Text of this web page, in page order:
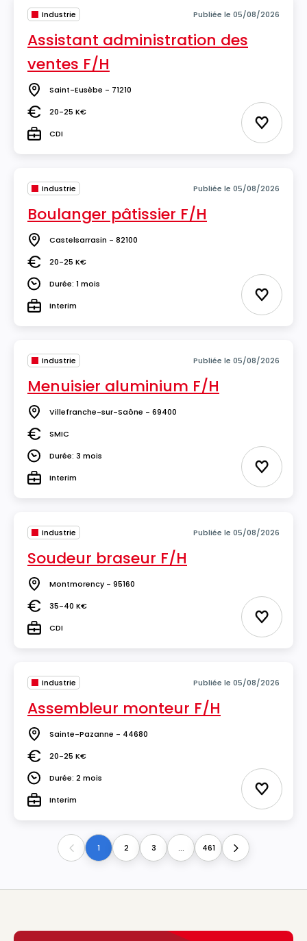
Industrie Publiée le 05/08/2026
Assistant administration des
ventes F/H
Lieu Saint-Eusèbe - 71210
Salaire20-25 K€
TypeCDI Ajouter
Industrie Publiée le 05/08/2026
Boulanger pâtissier F/H
Lieu Castelsarrasin - 82100
Salaire20-25 K€
DuréeDurée: 1 mois
TypeInterim Ajouter
Industrie Publiée le 05/08/2026
Menuisier aluminium F/H
Lieu Villefranche-sur-Saône - 69400
Salaire
SMIC
DuréeDurée: 3 mois
TypeInterim Ajouter
Industrie Publiée le 05/08/2026
Soudeur braseur F/H
Lieu Montmorency - 95160
Salaire35-40 K€
TypeCDI Ajouter
Industrie Publiée le 05/08/2026
Assembleur monteur F/H
Lieu Sainte-Pazanne - 44680
Salaire20-25 K€
DuréeDurée: 2 mois
TypeInterim Ajouter
Previous1 2 3 ... 461 Next